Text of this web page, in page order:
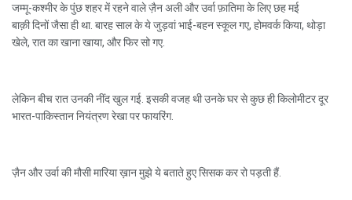
जम्मू-कश्मीर के पुंछ शहर में रहने वाले ज़ैन अली और उर्वा फ़ातिमा के लिए छह मई
बाक़ी दिनों जैसा ही था. बारह साल के ये जुड़वां भाई-बहन स्कूल गए, होमवर्क किया, थोड़ा
खेले, रात का खाना खाया, और फिर सो गए.
लेकिन बीच रात उनकी नींद खुल गई. इसकी वजह थी उनके घर से कुछ ही किलोमीटर दूर
भारत-पाकिस्तान नियंत्रण रेखा पर फायरिंग.
ज़ैन और उर्वा की मौसी मारिया ख़ान मुझे ये बताते हुए सिसक कर रो पड़ती हैं.